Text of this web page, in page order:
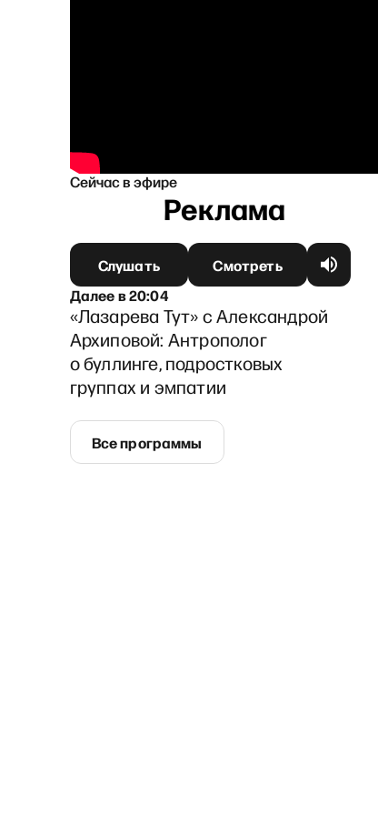
Сейчас в эфире
Слушать
Смотреть
Далеев20:04
«Лазарева Тут» с Александрой
Архиповой: Антрополог
о буллинге, подростковых
группах и эмпатии
Все программы